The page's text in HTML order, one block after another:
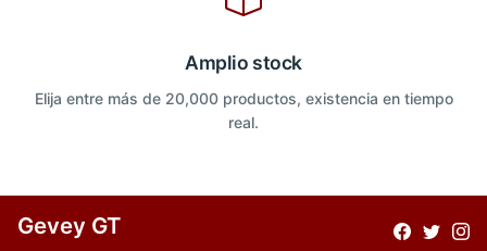
Amplio stock
Elija entre más de 20,000 productos, existencia en tiempo
real.
Gevey GT